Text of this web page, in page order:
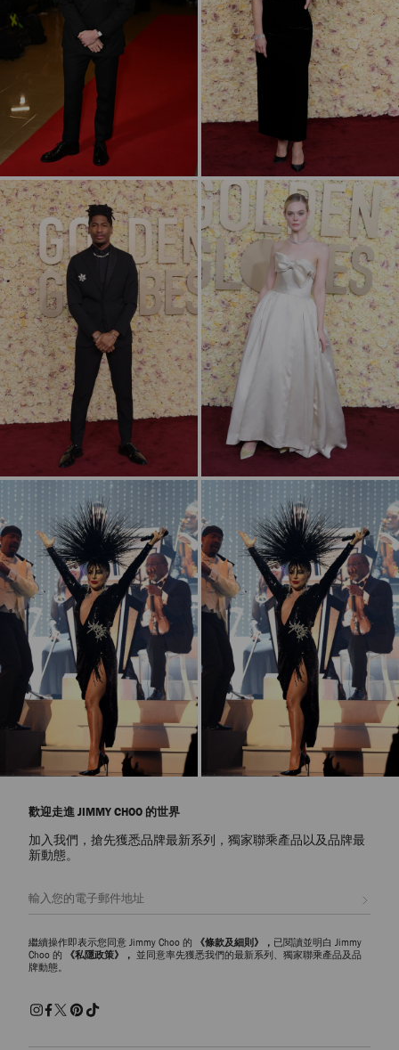
歡迎走進 JIMMY CHOO 的世界
加入我們，搶先獲悉品牌最新系列，獨家聯乘產品以及品牌最
新動態。
繼續操作即表示您同意 Jimmy Choo 的 《條款及細則》， 已閱讀並明白 Jimmy
Choo 的
《私隱政策》， 並同意率先獲悉我們的最新系列、獨家聯乘產品及品
牌動態。